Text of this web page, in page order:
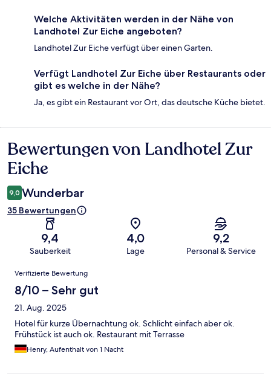
Welche Aktivitäten werden in der Nähe von
Landhotel Zur Eiche angeboten?
Landhotel Zur Eiche verfügt über einen Garten.
Verfügt Landhotel Zur Eiche über Restaurants oder
gibt es welche in der Nähe?
Ja, es gibt ein Restaurant vor Ort, das deutsche Küche bietet.
Bewertungen
Bewertungen von Landhotel Zur
Eiche
9,0 Wunderbar
35 Bewertungen
9,4
Sauberkeit
4,0
Lage
9,2
Personal & Service
Bewertungen
Verifizierte Bewertung
8/10 – Sehr gut
21. Aug. 2025
Hotel für kurze Übernachtung ok. Schlicht einfach aber ok.
Frühstück ist auch ok. Restaurant mit Terrasse
Henry, Aufenthalt von 1 Nacht